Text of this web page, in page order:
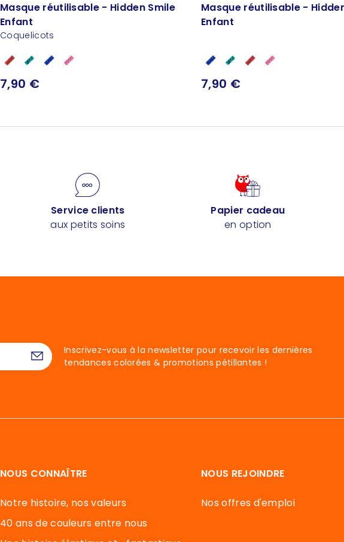
Masque réutilisable - Hidden Smile
Enfant
Coquelicots
7,90 €
Masque réutilisable -
Enfant
7,90 €
Service clients
aux petits soins
Papier cadeau
en option
Inscrivez-vous à la newsletter pour recevoir les dernières
tendances colorées & promotions pétillantes !
NOUS CONNAÎTRE
Notre histoire, nos valeurs
40 ans de couleurs entre nous
NOUS REJOINDRE
Nos offres d'emploi